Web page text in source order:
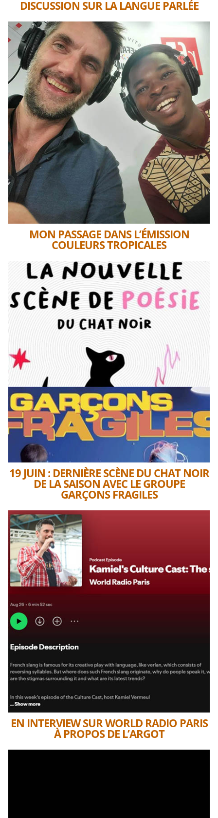
DISCUSSION SUR LA LANGUE PARLÉE
MON PASSAGE DANS L’ÉMISSION
COULEURS TROPICALES
19 JUIN : DERNIÈRE SCÈNE DU CHAT NOIR
DE LA SAISON AVEC LE GROUPE
GARÇONS FRAGILES
EN INTERVIEW SUR WORLD RADIO PARIS
À PROPOS DE L’ARGOT